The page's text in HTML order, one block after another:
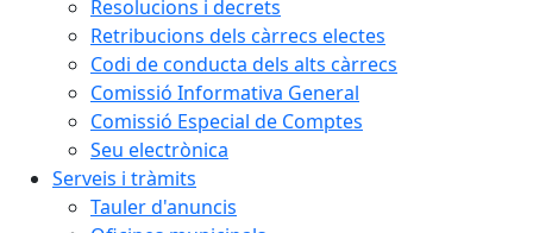
Resolucions i decrets
Retribucions dels càrrecs electes
Codi de conducta dels alts càrrecs
Comissió Informativa General
Comissió Especial de Comptes
Seu electrònica
Serveis i tràmits
Tauler d'anuncis